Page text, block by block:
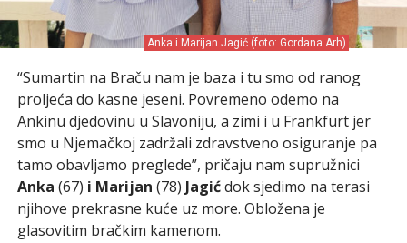
Anka i Marijan Jagić (foto: Gordana Arh)
“Sumartin na Braču nam je baza i tu smo od ranog
proljeća do kasne jeseni. Povremeno odemo na
Ankinu djedovinu u Slavoniju, a zimi i u Frankfurt jer
smo u Njemačkoj zadržali zdravstveno osiguranje pa
tamo obavljamo preglede”, pričaju nam supružnici
Anka (67) i Marijan (78) Jagićdok sjedimo na terasi
njihove prekrasne kuće uz more. Obložena je
glasovitim bračkim kamenom.